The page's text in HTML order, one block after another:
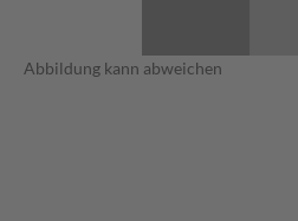
Abbildung kann abweichen